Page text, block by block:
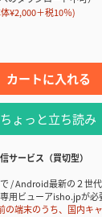
¥2,000＋税10％)
カートに入れる
ちょっと立ち読み
サービス（買切型）
/ Android最新の２世
用ビューアisho.jpが必
端末のうち、国内キ